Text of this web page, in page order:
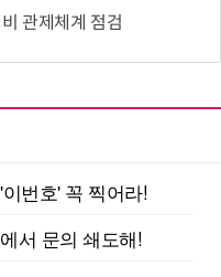
관제체계 점검